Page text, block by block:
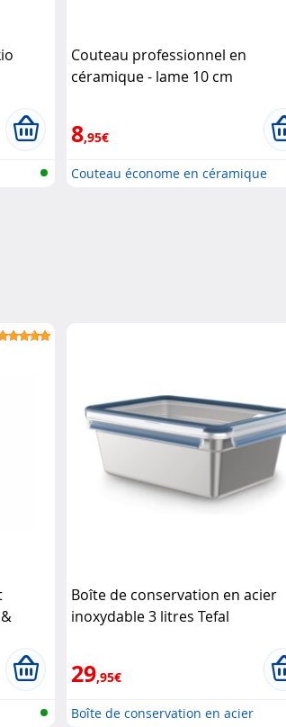
Couteau professionnel en
céramique - lame 10 cm
8,95€
Couteau économe en céramique
Boîte de conservation en acier
inoxydable 3 litres Tefal
29,95€
Boîte de conservation en acier